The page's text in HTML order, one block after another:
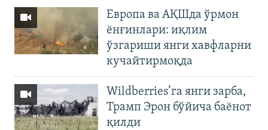
Европа ва АҚШда ўрмон
ёнғинлари: иқлим
ўзгариши янги хавфларни
кучайтирмоқда
Wildberries’га янги зарба,
Трамп Эрон бўйича баёнот
қилди